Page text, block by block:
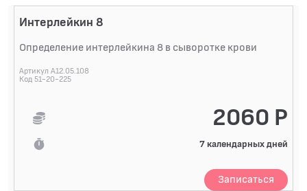
Интерлейкин 8
Определение интерлейкина 8 в сыворотке крови
Артикул A12.05.108
Код 51-20-225
2060 Р
7 календарных дней
Записаться